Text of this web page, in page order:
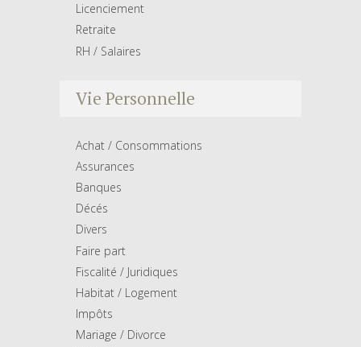
Licenciement
Retraite
RH / Salaires
Vie Personnelle
Achat / Consommations
Assurances
Banques
Décés
Divers
Faire part
Fiscalité / Juridiques
Habitat / Logement
Impôts
Mariage / Divorce